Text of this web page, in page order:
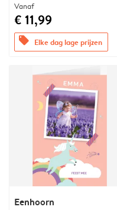
Vanaf
€ 11,99
offers Elke dag lage prijzen
Eenhoorn